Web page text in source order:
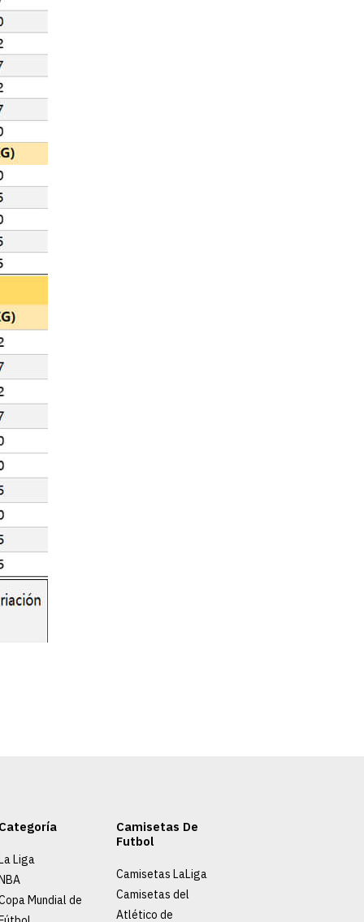
Liga
Mundial de
Camisetas De
Futbol
Camisetas LaLiga
Camisetas del
Atlético de